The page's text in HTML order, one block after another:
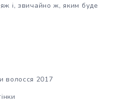
і, звичайно ж, яким буде
волосся 2017